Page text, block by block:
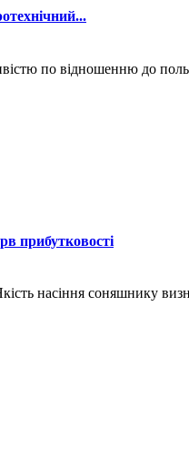
по відношенню до
прибутковості
насіння соняшнику